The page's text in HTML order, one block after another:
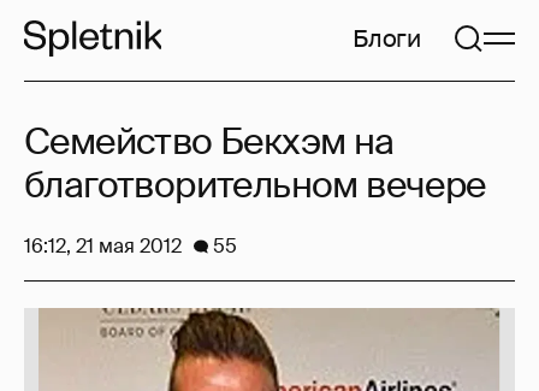
Блоги
Семейство Бекхэм на
благотворительном вечере
16:12, 21 мая 2012 55